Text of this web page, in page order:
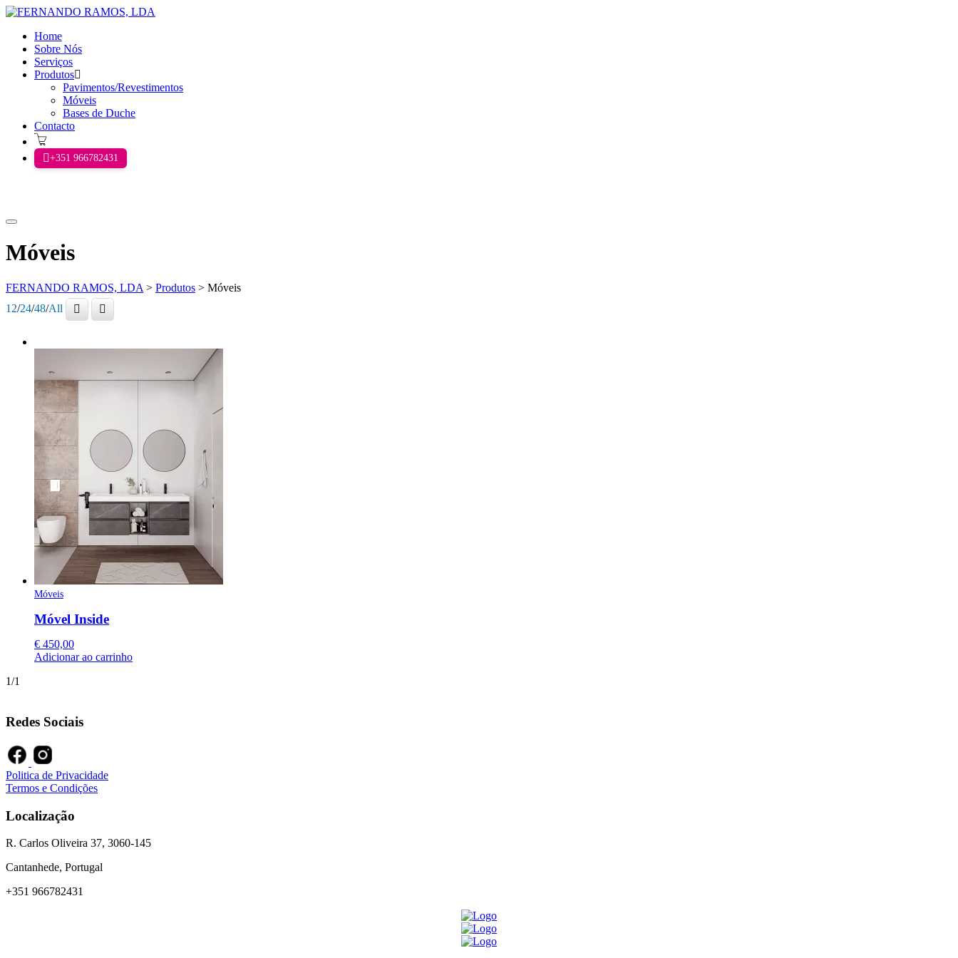
Home
Sobre Nós
Serviços
Produtos
Pavimentos/Revestimentos
Móveis
Bases de Duche
Contacto
+351 966782431
Menu
Móveis
FERNANDO RAMOS, LDA > Produtos > Móveis
12/24/48/All
Móveis
Móvel Inside
€ 450,00
Adicionar ao carrinho
1/1
Redes Sociais
Politica de Privacidade
Termos e Condições
Localização
R. Carlos Oliveira 37, 3060-145
Cantanhede, Portugal
+351 966782431